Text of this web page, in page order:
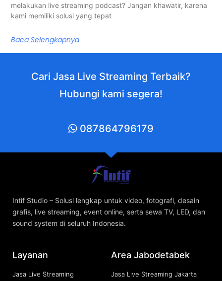
melakukan live streaming podcast? Jangan khawatir, karena
kami memiliki solusi yang tepat
Baca Selengkapnya
Cari Jasa Live Streaming Terbaik?
Hubungi kami segera!
087864796179
Intif Studio – Solusi lengkap untuk video, fotografi, desain
grafis, live streaming, event online, serta sewa TV, LED, dan
sound system di seluruh Indonesia.
Layanan
Jasa Live Streaming
Area Jabodetabek
Jasa Live Streaming Jakarta